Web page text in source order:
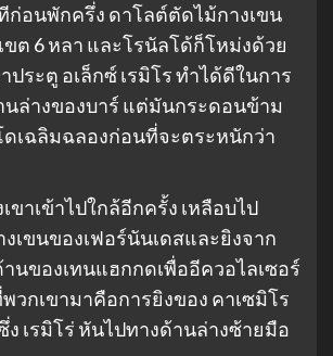
ก่อนพักครึ่ง ดาโลต์ตัดไม้กางเขน
ต 6 หลา และโรนัลโด้ก็โหม่งด้วย
ประตู อเล็กซ์ เรมิโร ทำได้ดีในการ
นล่างของบาร์ แต่มันกระดอนข้าม
ดเฉลิมฉลองก่อนที่จะตระหนักว่า
ขาเข้าไปใกล้อีกครั้ง เหลือบไป
เขนของเฟอร์นันเดสและยิงจาก
านของเทนแฮกกดเพื่ออีควอไลเซอร์
วกเขามาคือการยิงของ คาเซมิโร
เรมิโร่ หันไปทางด้านล่างซ้ายมือ